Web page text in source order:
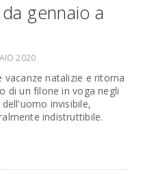
gennaio a
2020
natalizie e ritorna
di un filone in voga negli
invisibile,
indistruttibile.